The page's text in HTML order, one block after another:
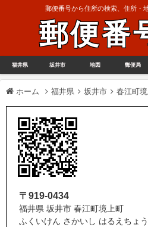
郵便番号から住所の検索、住所・
郵便番
福井県 坂井市 地図 郵便局
ホーム 福井県 坂井市 春江町
〒919-0434
福井県 坂井市 春江町境上町
ふくいけん さかいし はるえちょ